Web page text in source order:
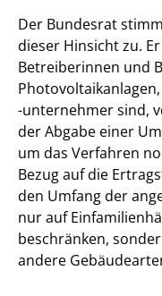
Der Bundesrat
dieser Hinsicht zu.
Betreiberinnen und
-unternehmer sind,
der Abgabe einer
um das Verfahren
Bezug auf die
den Umfang der
nur auf
beschränken,
andere